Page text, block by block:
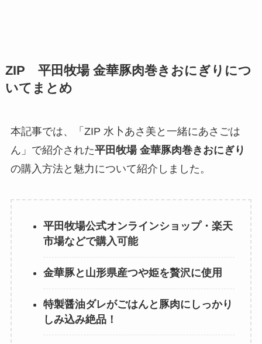
ZIP 平田牧場 金華豚肉巻きおにぎりにつ
いてまとめ
本記事では、「ZIP 水卜あさ美と一緒にあさごは
ん」で紹介された平田牧場 金華豚肉巻きおにぎり
の購入方法と魅力について紹介しました。
平田牧場公式オンラインショップ・楽天
市場などで購入可能
金華豚と山形県産つや姫を贅沢に使用
特製醤油ダレがごはんと豚肉にしっかり
しみ込み絶品！